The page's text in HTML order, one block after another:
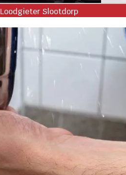
Loodgieter Slootdorp